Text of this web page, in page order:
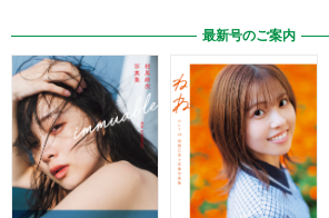
最新号のご案内